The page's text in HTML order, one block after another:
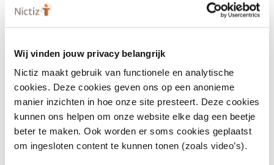
Wij vinden jouw privacy belangrijk
Nictiz maakt gebruik van functionele en analytische
cookies. Deze cookies geven ons op een anonieme
manier inzichten in hoe onze site presteert. Deze cookies
kunnen ons helpen om onze website elke dag een beetje
beter te maken. Ook worden er soms cookies geplaatst
om ingesloten content te kunnen tonen (zoals video’s).
Verbeteren surveillance en monitoring
bestrijden, is het nodig om snel inzicht te krijgen in wie waar,
resistentebacteriën en resistentiegenen zich verspreiden.
Verbetering van de informatievoorziening voor surveillance en
monitoring van antibioticaresistentie is hiervoor noodzakelijk. Dit
bestaat uit gestandaardiseerde labcodes, samenwerkingsafspraken
en aanpassingen aan de systemen. In een pilot wordt hiervoor een